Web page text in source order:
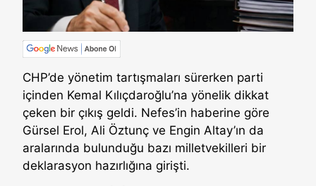
CHP’de yönetim tartışmaları sürerken parti
içinden Kemal Kılıçdaroğlu’na yönelik dikkat
çeken bir çıkış geldi. Nefes’in haberine göre
Gürsel Erol, Ali Öztunç ve Engin Altay’ın da
aralarında bulunduğu bazı milletvekilleri bir
deklarasyon hazırlığına girişti.